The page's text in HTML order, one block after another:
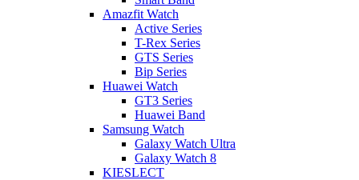
Amazfit Watch
Active Series
T-Rex Series
GTS Series
Bip Series
Huawei Watch
GT3 Series
Huawei Band
Samsung Watch
Galaxy Watch Ultra
Galaxy Watch 8
KIESLECT